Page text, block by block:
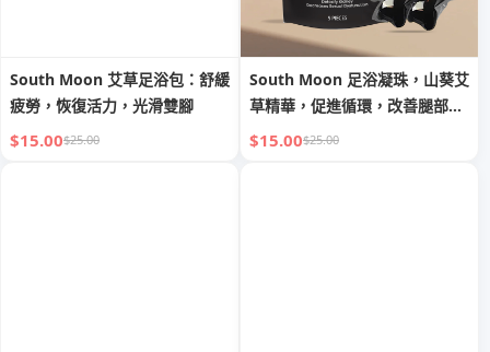
South Moon 艾草足浴包：舒緩
疲勞，恢復活力，光滑雙腳
$15.00$25.00
South Moon 足浴凝珠，山葵艾
草精華，促進循環，改善腿部不
適
$15.00$25.00